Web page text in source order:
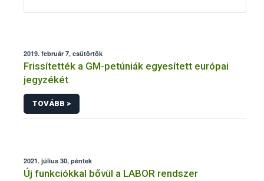
2019. február 7, csütörtök
Frissítették a GM-petúniák egyesített európai
jegyzékét
TOVÁBB >
2021. július 30, péntek
Új funkciókkal bővül a LABOR rendszer